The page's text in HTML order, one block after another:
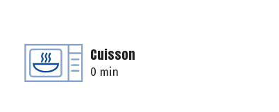
Cuisson
0 min